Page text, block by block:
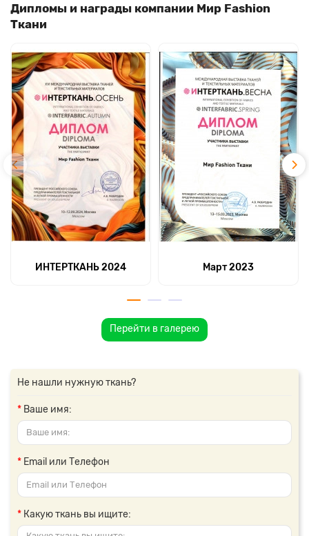
Дипломы и награды компании Мир Fashion
Ткани
ИНТЕРТКАНЬ 2024 Март 2023
Перейти в галерею
Не нашли нужную ткань?
Ваше имя:
Email или Телефон
Какую ткань вы ищите: